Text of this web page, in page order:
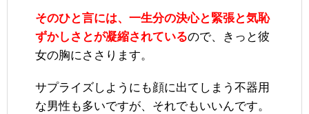
そのひと言には、一生分の決心と緊張と気恥
ずかしさとが凝縮されているので、きっと彼
女の胸にささります。
サプライズしようにも顔に出てしまう不器用
な男性も多いですが、それでもいいんです。